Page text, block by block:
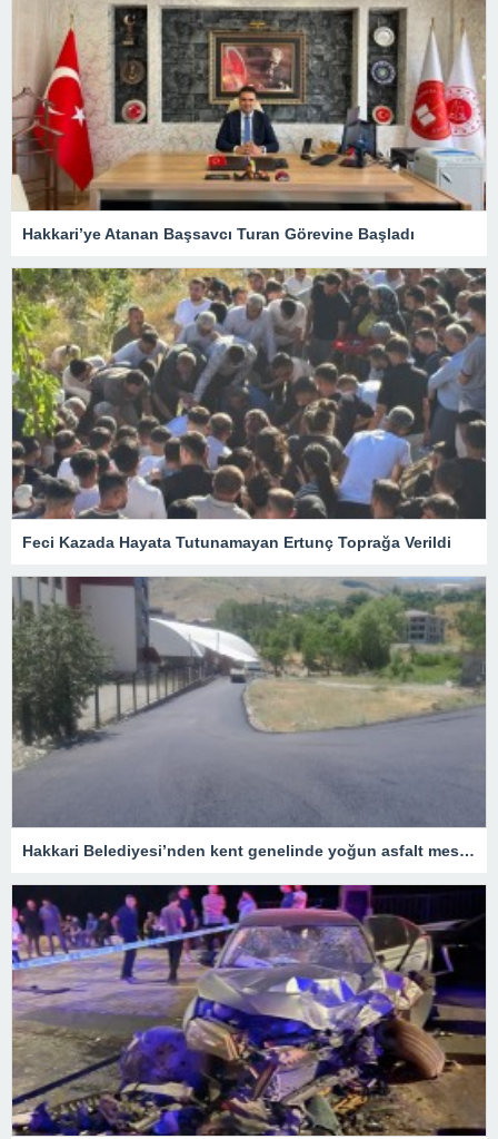
Hakkari’ye Atanan Başsavcı Turan Görevine Başladı
Feci Kazada Hayata Tutunamayan Ertunç Toprağa Verildi
Hakkari Belediyesi’nden kent genelinde yoğun asfalt mesaisi